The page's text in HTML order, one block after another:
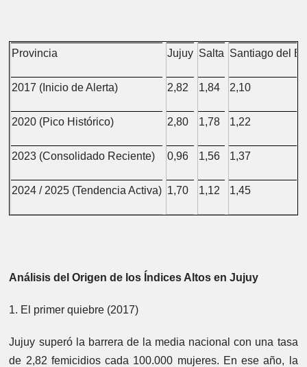
Provincia
2017 (Inicio de Alerta)
2020 (Pico Histórico)
2023 (Consolidado Reciente)
2024 / 2025 (Tendencia Activa)
Jujuy
2,82
2,80
0,96
1,70
Salta
1,84
1,78
1,56
1,12
Santiago del
2,10
1,22
1,37
1,45
Análisis del Origen de los Índices Altos en Jujuy
1. El primer quiebre (2017)
Jujuy superó la barrera de la media nacional con una tasa
de 2,82 femicidios cada 100.000 mujeres. En ese año, la